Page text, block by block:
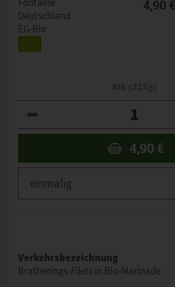
Deutschland
EG-Bio
4,90 €
4,90 €
Verkehrsbezeichnung
Bratherings-Filets in Bio-Marinade